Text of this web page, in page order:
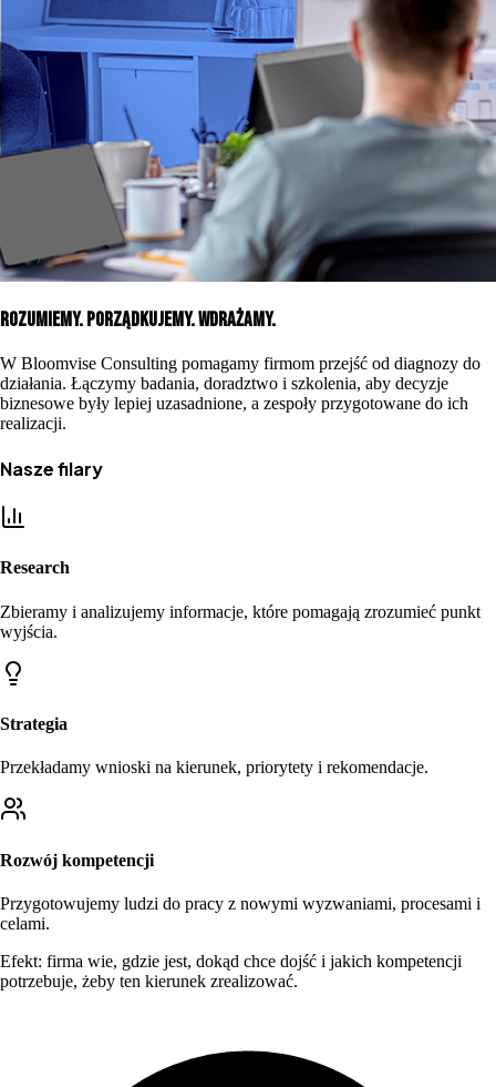
Rozumiemy. Porządkujemy. Wdrażamy.
W Bloomvise Consulting pomagamy firmom przejść od diagnozy do
działania. Łączymy badania, doradztwo i szkolenia, aby decyzje
biznesowe były lepiej uzasadnione, a zespoły przygotowane do ich
realizacji.
Nasze filary
Research
Zbieramy i analizujemy informacje, które pomagają zrozumieć punkt
wyjścia.
Strategia
Przekładamy wnioski na kierunek, priorytety i rekomendacje.
Rozwój kompetencji
Przygotowujemy ludzi do pracy z nowymi wyzwaniami, procesami i
celami.
Efekt: firma wie, gdzie jest, dokąd chce dojść i jakich kompetencji
potrzebuje, żeby ten kierunek zrealizować.